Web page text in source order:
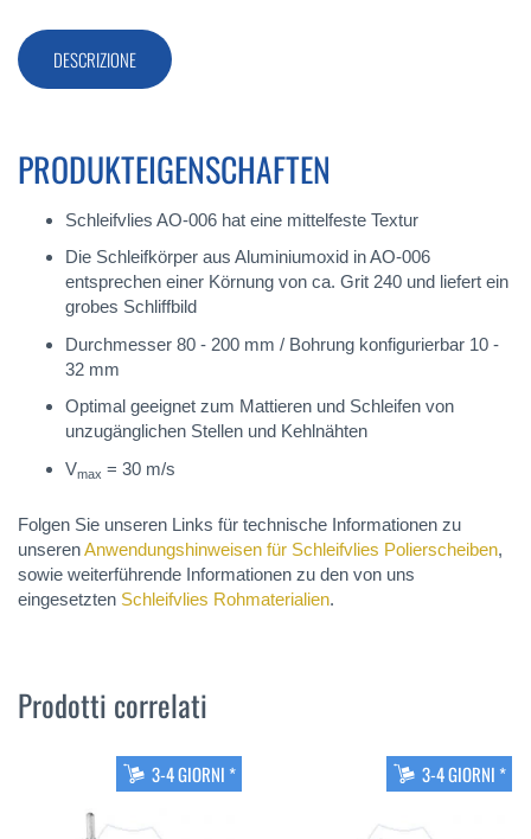
DESCRIZIONE
PRODUKTEIGENSCHAFTEN
Schleifvlies AO-006 hat eine mittelfeste Textur
Die Schleifkörper aus Aluminiumoxid in AO-006
entsprechen einer Körnung von ca. Grit 240 und liefert ein
grobes Schliffbild
Durchmesser 80 - 200 mm / Bohrung konfigurierbar 10 -
32 mm
Optimal geeignet zum Mattieren und Schleifen von
unzugänglichen Stellen und Kehlnähten
Vmax = 30 m/s
Folgen Sie unseren Links für technische Informationen zu
unserenAnwendungshinweisen für Schleifvlies Polierscheiben,
sowie weiterführende Informationen zu den von uns
eingesetzten Schleifvlies Rohmaterialien.
Prodotti correlati
3-4 GIORNI * 3-4 GIORNI *